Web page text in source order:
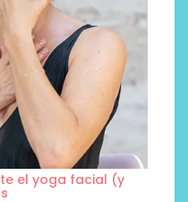
el yoga facial (y